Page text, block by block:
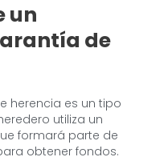
un
de
herencia es un tipo
utiliza un
formará parte de
obtener fondos.